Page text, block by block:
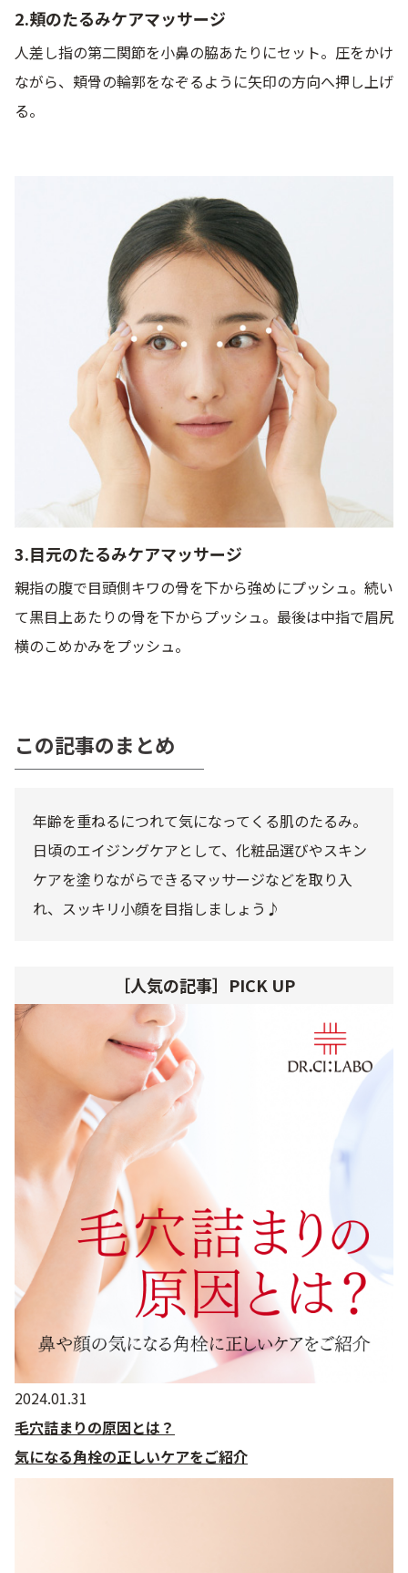
2.頬のたるみケアマッサージ
人差し指の第二関節を小鼻の脇あたりにセット。圧をかけ
ながら、頬骨の輪郭をなぞるように矢印の方向へ押し上げ
る。
3.目元のたるみケアマッサージ
親指の腹で目頭側キワの骨を下から強めにプッシュ。続い
て黒目上あたりの骨を下からプッシュ。最後は中指で眉尻
横のこめかみをプッシュ。
この記事のまとめ
年齢を重ねるにつれて気になってくる肌のたるみ。
日頃のエイジングケアとして、化粧品選びやスキン
ケアを塗りながらできるマッサージなどを取り入
れ、スッキリ小顔を目指しましょう♪
［人気の記事］PICK UP
2024.01.31
毛穴詰まりの原因とは？
気になる角栓の正しいケアをご紹介